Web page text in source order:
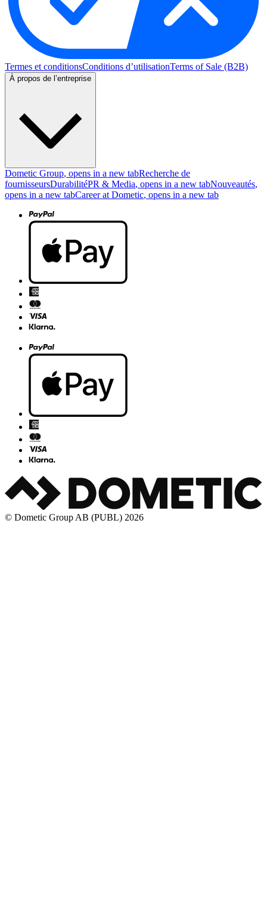
Termes et conditionsConditions d’utilisationTerms of Sale (B2B)
À propos de l’entreprise
Dometic Group, opens in a new tabRecherche de
fournisseursDurabilitéPR & Media, opens in a new tabNouveautés,
opens in a new tabCareer at Dometic, opens in a new tab
© Dometic Group AB (PUBL) 2026